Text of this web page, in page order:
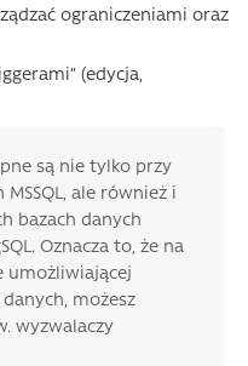
ograniczeniami oraz
(edycja,
są nie tylko przy
ale również i
bazach danych
Oznacza to, że na
umożliwiającej
możesz
wyzwalaczy